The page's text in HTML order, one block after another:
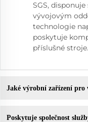
SGS,
vývojovým
technologie
poskytuje
příslušné stroje.
Jaké výrobní zařízení pro
Poskytuje společnost